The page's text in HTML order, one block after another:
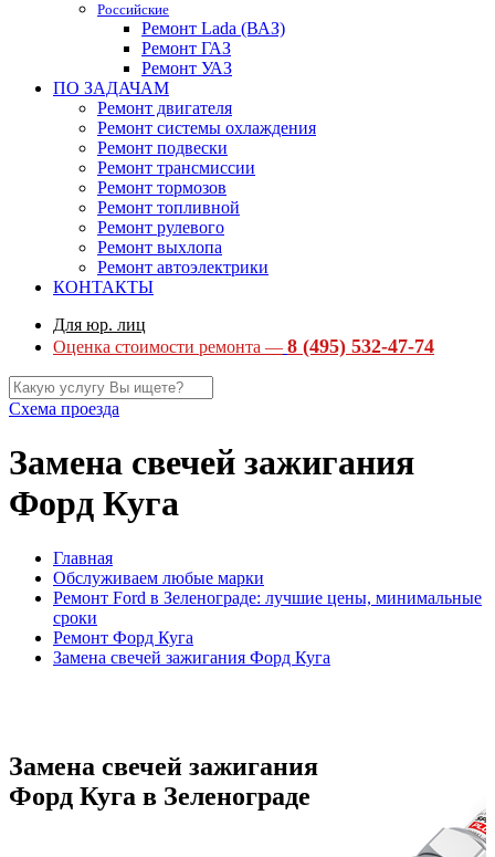
Российские
Ремонт Lada (ВАЗ)
Ремонт ГАЗ
Ремонт УАЗ
ПО ЗАДАЧАМ
Ремонт двигателя
Ремонт системы охлаждения
Ремонт подвески
Ремонт трансмиссии
Ремонт тормозов
Ремонт топливной
Ремонт рулевого
Ремонт выхлопа
Ремонт автоэлектрики
КОНТАКТЫ
Для юр. лиц
Оценка стоимости ремонта — 8 (495) 532-47-74
Схема проезда
Замена свечей зажигания
Форд Куга
Главная
Обслуживаем любые марки
Ремонт Ford в Зеленограде: лучшие цены, минимальные
сроки
Ремонт Форд Куга
Замена свечей зажигания Форд Куга
Замена свечей зажигания
Форд Куга в Зеленограде